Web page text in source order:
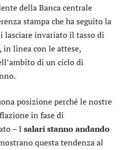
della Banca centrale
stampa che ha seguito la
lasciare invariato il tasso di
in linea con le attese,
di un ciclo di
posizione perché le nostre
in fase di
– I salari stanno andando
questa tendenza al